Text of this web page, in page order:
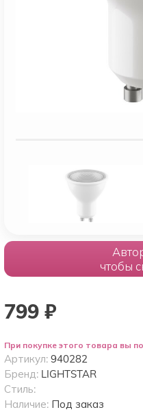
чтобы
799 ₽
При покупке этого товара вы
Артикул: 940282
Бренд: LIGHTSTAR
Стиль:
Наличие: Под заказ